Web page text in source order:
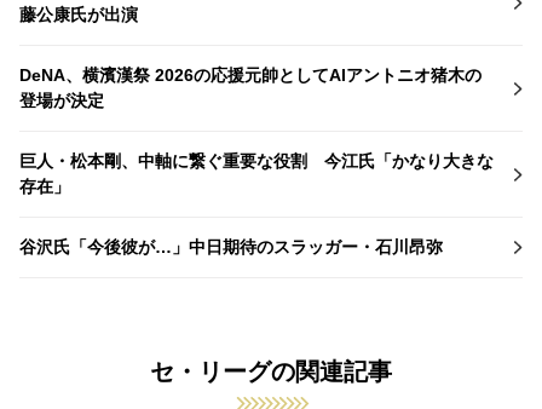
藤公康氏が出演
DeNA、横濱漢祭 2026の応援元帥としてAIアントニオ猪木の
登場が決定
巨人・松本剛、中軸に繋ぐ重要な役割 今江氏「かなり大きな
存在」
谷沢氏「今後彼が…」中日期待のスラッガー・石川昂弥
セ・リーグの関連記事